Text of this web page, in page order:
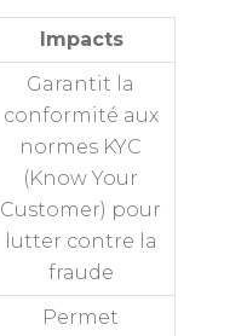
Impacts
Garantit la
conformité aux
normes KYC
(Know Your
Customer) pour
lutter contre la
fraude
Permet